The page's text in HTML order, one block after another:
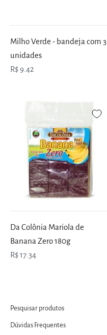
Milho Verde - bandeja com 3
unidades
R$ 9.42
Da Colônia Mariola de
Banana Zero 180g
R$ 17.34
Pesquisar produtos
Dúvidas Frequentes